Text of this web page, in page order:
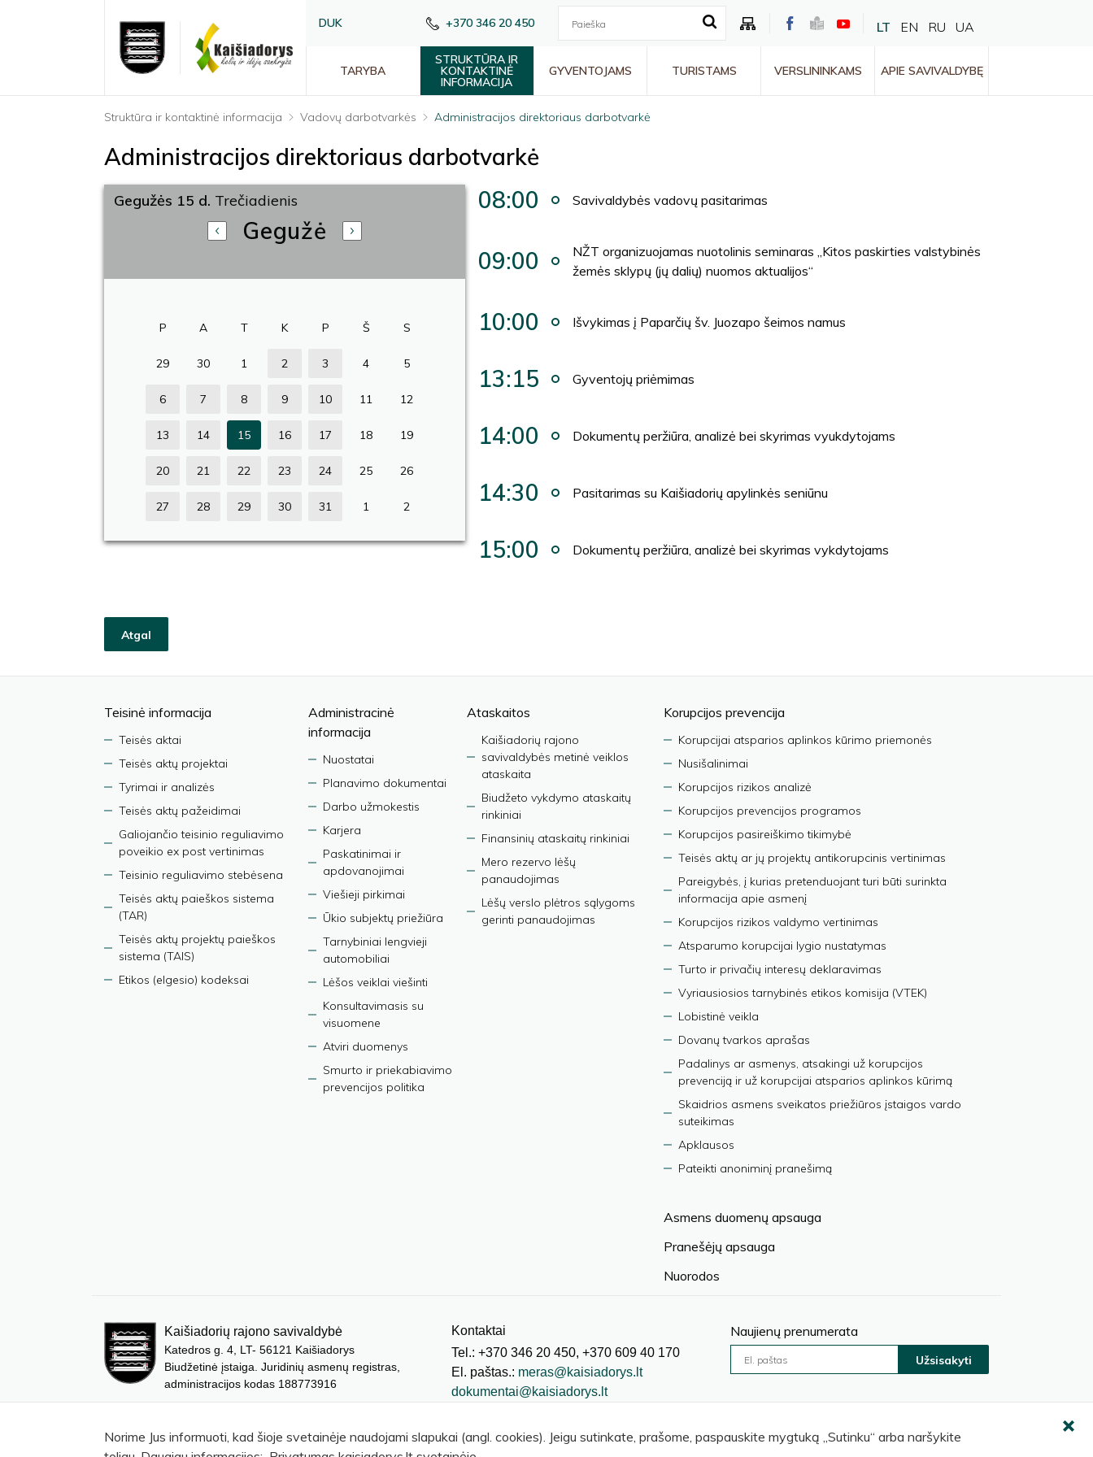
DUK +370 346 20 450 LT EN RU UA
TARYBA
STRUKTŪRA IR
KONTAKTINĖ
INFORMACIJA
GYVENTOJAMS TURISTAMS VERSLININKAMS APIE SAVIVALDYBĘ
Struktūra ir kontaktinė informacija Vadovų darbotvarkės Administracijos direktoriaus darbotvarkė
Administracijos direktoriaus darbotvarkė
Gegužės 15 d. Trečiadienis
Gegužė
P A T K P Š S
29 30 1 2 3 4 5
6 7 8 9 10 11 12
13 14 15 16 17 18 19
20 21 22 23 24 25 26
27 28 29 30 31 1 2
08:00 Savivaldybės vadovų pasitarimas
09:00
NŽT organizuojamas nuotolinis seminaras „Kitos paskirties valstybinės
žemės sklypų (jų dalių) nuomos aktualijos“
10:00 Išvykimas į Paparčių šv. Juozapo šeimos namus
13:15 Gyventojų priėmimas
14:00 Dokumentų peržiūra, analizė bei skyrimas vyukdytojams
14:30 Pasitarimas su Kaišiadorių apylinkės seniūnu
15:00 Dokumentų peržiūra, analizė bei skyrimas vykdytojams
Atgal
Teisinė informacija
Teisės aktai
Teisės aktų projektai
Tyrimai ir analizės
Teisės aktų pažeidimai
Galiojančio teisinio reguliavimo
poveikio ex post vertinimas
Teisinio reguliavimo stebėsena
Teisės aktų paieškos sistema
(TAR)
Teisės aktų projektų paieškos
sistema (TAIS)
Etikos (elgesio) kodeksai
Administracinė
informacija
Nuostatai
Planavimo dokumentai
Darbo užmokestis
Karjera
Paskatinimai ir
apdovanojimai
Viešieji pirkimai
Ūkio subjektų priežiūra
Tarnybiniai lengvieji
automobiliai
Lėšos veiklai viešinti
Konsultavimasis su
visuomene
Atviri duomenys
Smurto ir priekabiavimo
prevencijos politika
Ataskaitos
Kaišiadorių rajono
savivaldybės metinė veiklos
ataskaita
Biudžeto vykdymo ataskaitų
rinkiniai
Finansinių ataskaitų rinkiniai
Mero rezervo lėšų
panaudojimas
Lėšų verslo plėtros sąlygoms
gerinti panaudojimas
Korupcijos prevencija
Korupcijai atsparios aplinkos kūrimo priemonės
Nusišalinimai
Korupcijos rizikos analizė
Korupcijos prevencijos programos
Korupcijos pasireiškimo tikimybė
Teisės aktų ar jų projektų antikorupcinis vertinimas
Pareigybės, į kurias pretenduojant turi būti surinkta
informacija apie asmenį
Korupcijos rizikos valdymo vertinimas
Atsparumo korupcijai lygio nustatymas
Turto ir privačių interesų deklaravimas
Vyriausiosios tarnybinės etikos komisija (VTEK)
Lobistinė veikla
Dovanų tvarkos aprašas
Padalinys ar asmenys, atsakingi už korupcijos
prevenciją ir už korupcijai atsparios aplinkos kūrimą
Skaidrios asmens sveikatos priežiūros įstaigos vardo
suteikimas
Apklausos
Pateikti anoniminį pranešimą
Asmens duomenų apsauga
Pranešėjų apsauga
Nuorodos
Kaišiadorių rajono savivaldybė
Katedros g. 4, LT- 56121 Kaišiadorys
Biudžetinė įstaiga. Juridinių asmenų registras,
administracijos kodas 188773916
Kontaktai
Tel.: +370 346 20 450, +370 609 40 170
El. paštas.: meras@kaisiadorys.lt
dokumentai@kaisiadorys.lt
Naujienų prenumerata
Užsisakyti
Norime Jus informuoti, kad šioje svetainėje naudojami slapukai (angl. cookies). Jeigu sutinkate, prašome, paspauskite mygtuką „Sutinku“ arba naršykite